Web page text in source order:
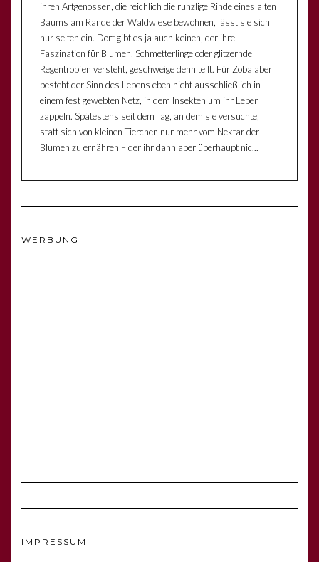
ihren Artgenossen, die reichlich die runzlige Rinde eines alten
Baums am Rande der Waldwiese bewohnen, lässt sie sich
nur selten ein. Dort gibt es ja auch keinen, der ihre
Faszination für Blumen, Schmetterlinge oder glitzernde
Regentropfen versteht, geschweige denn teilt. Für Zoba aber
besteht der Sinn des Lebens eben nicht ausschließlich in
einem fest gewebten Netz, in dem Insekten um ihr Leben
zappeln. Spätestens seit dem Tag, an dem sie versuchte,
statt sich von kleinen Tierchen nur mehr vom Nektar der
Blumen zu ernähren – der ihr dann aber überhaupt nic...
WERBUNG
IMPRESSUM